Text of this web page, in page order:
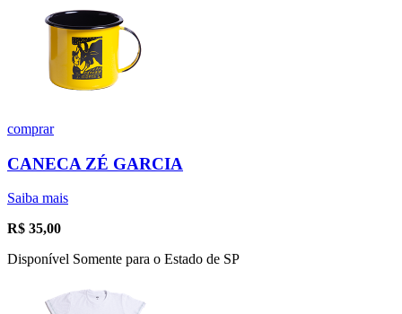
comprar
CANECA ZÉ GARCIA
Saiba mais
R$ 35,00
Disponível Somente para o Estado de SP